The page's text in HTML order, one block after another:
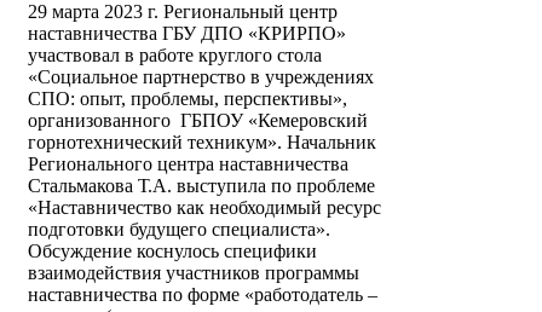
29 марта 2023 г. Региональный центр
наставничества ГБУ ДПО «КРИРПО»
участвовал в работе круглого стола
«Социальное партнерство в учреждениях
СПО: опыт, проблемы, перспективы»,
организованного ГБПОУ «Кемеровский
горнотехнический техникум». Начальник
Регионального центра наставничества
Стальмакова Т.А. выступила по проблеме
«Наставничество как необходимый ресурс
подготовки будущего специалиста».
Обсуждение коснулось специфики
взаимодействия участников программы
наставничества по форме «работодатель –